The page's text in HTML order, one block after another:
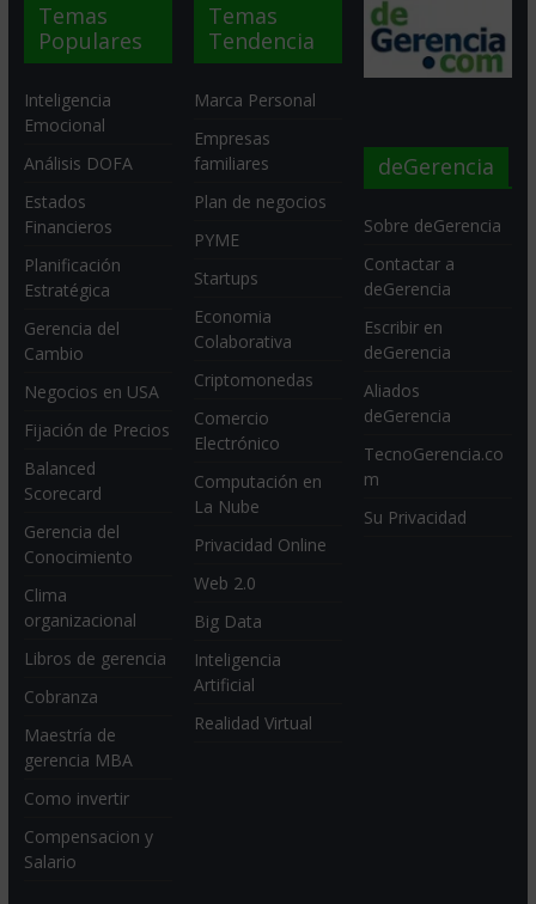
Temas
Populares
Inteligencia
Emocional
Análisis DOFA
Estados
Financieros
Planificación
Estratégica
Gerencia del
Cambio
Negocios en USA
Fijación de Precios
Balanced
Scorecard
Gerencia del
Conocimiento
Clima
organizacional
Libros de gerencia
Cobranza
Maestría de
gerencia MBA
Como invertir
Compensacion y
Salario
Temas
Tendencia
Marca Personal
Empresas
familiares
Plan de negocios
PYME
Startups
Economia
Colaborativa
Criptomonedas
Comercio
Electrónico
Computación en
La Nube
Privacidad Online
Web 2.0
Big Data
Inteligencia
Artificial
Realidad Virtual
deGerencia
Sobre deGerencia
Contactar a
deGerencia
Escribir en
deGerencia
Aliados
deGerencia
TecnoGerencia.co
m
Su Privacidad